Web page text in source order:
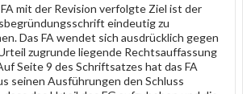
mit der Revision verfolgte Ziel ist der
eindeutig zu
Das FA wendet sich ausdrücklich gegen
zugrunde liegende Rechtsauffassung
Seite 9 des Schriftsatzes hat das FA
seinen Ausführungen den Schluss